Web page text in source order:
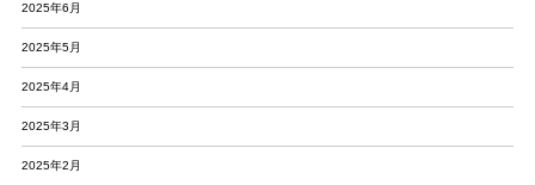
2025年6月
2025年5月
2025年4月
2025年3月
2025年2月